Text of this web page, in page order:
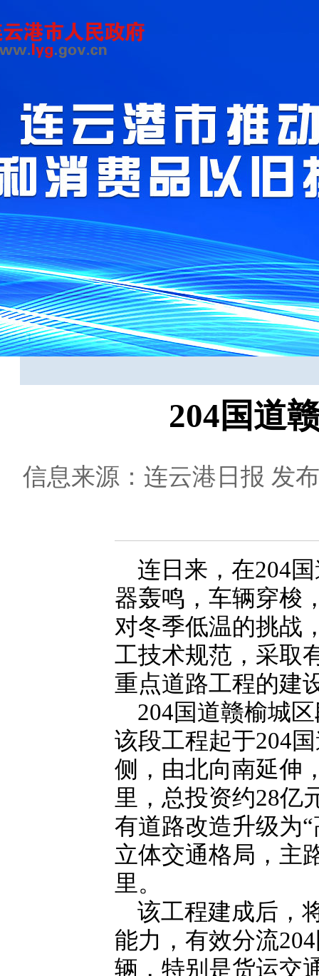
204国道
信息来源：连云港日报 发
连日来，在204
器轰鸣，车辆穿梭
对冬季低温的挑战
工技术规范，采取
重点道路工程的建
204国道赣榆城
该段工程起于204
侧，由北向南延伸
里，总投资约28亿
有道路改造升级为
立体交通格局，主
里。
该工程建成后，
能力，有效分流
辆，特别是货运交